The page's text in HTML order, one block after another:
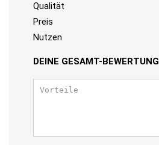
Qualität
Preis
Nutzen
DEINE GESAMT-BEWERTUNG